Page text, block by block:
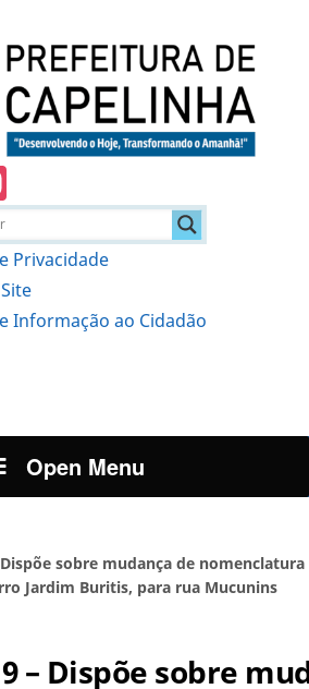
Privacidade
Informação ao Cidadão
Open Menu
Dispõe sobre mudança de nomenclatura
Jardim Buritis, para rua Mucunins
– Dispõe sobre